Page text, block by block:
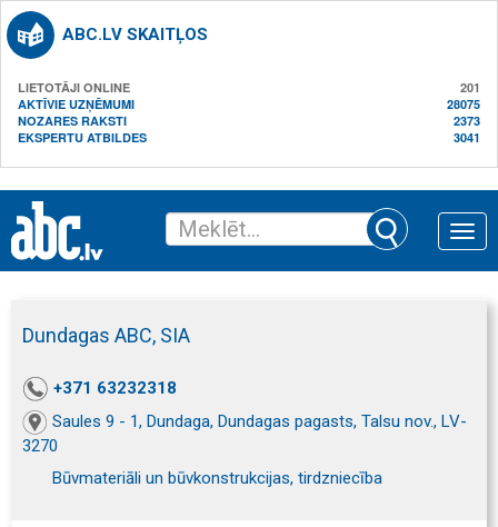
ABC.LV SKAITĻOS
LIETOTĀJI ONLINE
201
AKTĪVIE UZŅĒMUMI
28075
NOZARES RAKSTI
2373
EKSPERTU ATBILDES
3041
Toggle
Dundagas ABC, SIA
+371 63232318
Saules 9 - 1, Dundaga, Dundagas pagasts, Talsu nov., LV-
3270
Būvmateriāli un būvkonstrukcijas, tirdzniecība